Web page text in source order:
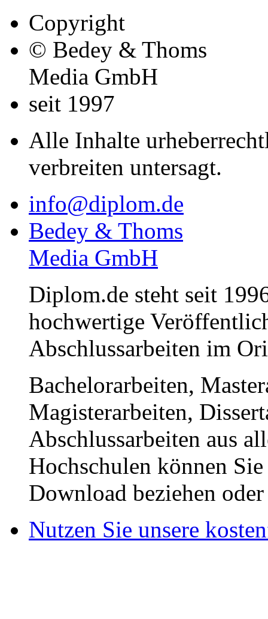
Copyright
© Bedey & Thoms
Media GmbH
seit 1997
Alle Inhalte
verbreiten untersagt.
info@diplom.de
Bedey & Thoms
Media GmbH
Diplom.de steht seit
hochwertige
Abschlussarbeiten im
Bachelorarbeiten,
Magisterarbeiten,
Abschlussarbeiten aus
Hochschulen können
Download beziehen
Nutzen Sie unsere